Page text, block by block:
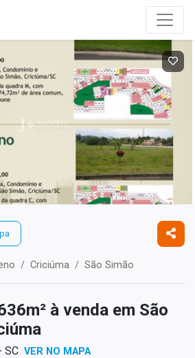
Criciúma São Simão
à venda em São
SC VER NO MAPA